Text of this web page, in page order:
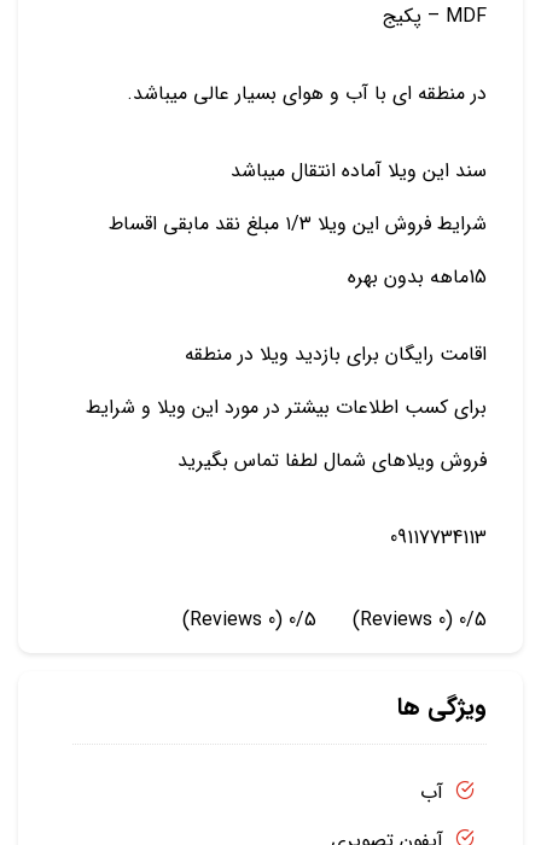
MDF – پکیج
در منطقه ای با آب و هوای بسیار عالی میباشد.
سند این ویلا آماده انتقال میباشد
شرایط فروش این ویلا ۱/۳ مبلغ نقد مابقی اقساط
15ماهه بدون بهره
اقامت رایگان برای بازدید ویلا در منطقه
برای کسب اطلاعات بیشتر در مورد این ویلا و شرایط
فروش ویلاهای شمال لطفا تماس بگیرید
09117734113
0/5
(0 Reviews)
0/5
(0 Reviews)
ویژگی ها
آب